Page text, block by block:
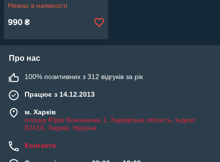
Немає в наявності
990 ₴
Про нас
100% позитивних з 312 відгуків за рік
Працює з 14.12.2013
м. Харків
площа Юрія Кононенка 1, Харківська область, Індекс:
62416, Харків, Україна
Контакти